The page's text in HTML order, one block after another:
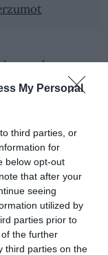
My Personal
third parties, or
for
below opt-out
that after your
seeing
utilized by
parties prior to
the further
third parties on the
hogy a
mint egy
portál
csak a jól
hanem hibrid
amelyek új